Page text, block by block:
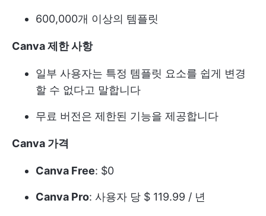
600,000개 이상의 템플릿
Canva 제한 사항
일부 사용자는 특정 템플릿 요소를 쉽게 변경
할 수 없다고 말합니다
무료 버전은 제한된 기능을 제공합니다
Canva 가격
Canva Free: $0
Canva Pro: 사용자 당 $ 119.99 / 년